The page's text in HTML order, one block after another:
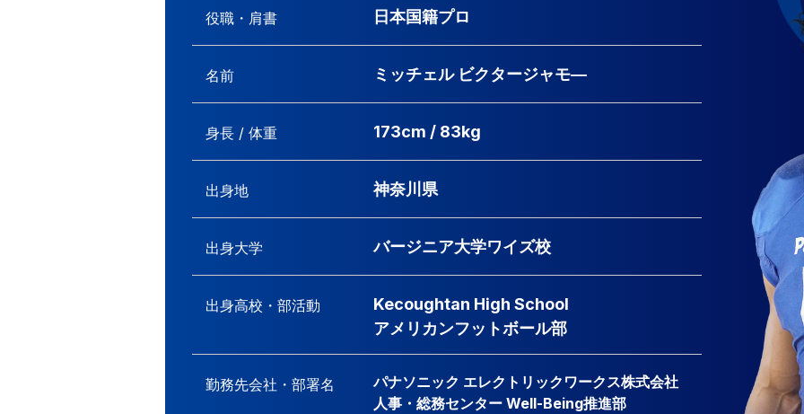
役職・肩書 日本国籍プロ
名前 ミッチェル ビクタージャモ―
身長 / 体重 173cm / 83kg
出身地 神奈川県
出身大学 バージニア大学ワイズ校
出身高校・ 部活動
Kecoughtan High School
アメリカンフットボール部
勤務先会社・ 部署名
パナソニック エレクトリックワークス株式会社
人事・総務センター Well-Being推進部